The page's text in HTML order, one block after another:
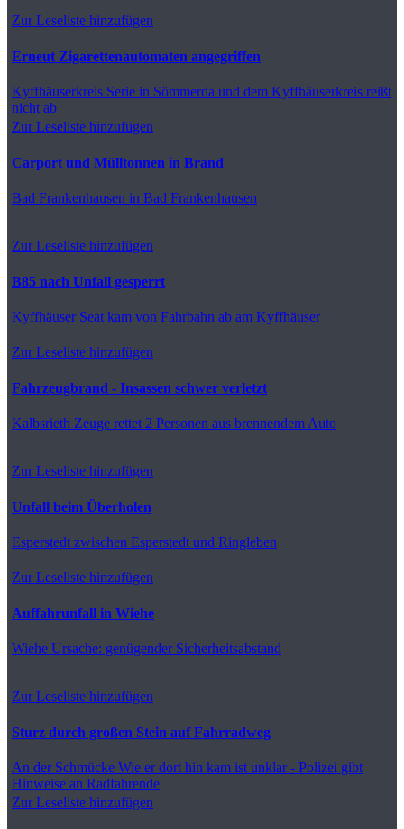
Zur Leseliste hinzufügen
Erneut Zigarettenautomaten angegriffen
Kyffhäuserkreis Serie in Sömmerda und dem Kyffhäuserkreis reißt
nicht ab
Zur Leseliste hinzufügen
Carport und Mülltonnen in Brand
Bad Frankenhausen in Bad Frankenhausen
Zur Leseliste hinzufügen
B85 nach Unfall gesperrt
KyffhäuserSeat kam von Fahrbahn ab am Kyffhäuser
Zur Leseliste hinzufügen
Fahrzeugbrand - Insassen schwer verletzt
Kalbsrieth Zeuge rettet 2 Personen aus brennendem Auto
Zur Leseliste hinzufügen
Unfall beim Überholen
Esperstedt zwischen Esperstedt und Ringleben
Zur Leseliste hinzufügen
Auffahrunfall in Wiehe
Wiehe Ursache: genügender Sicherheitsabstand
Zur Leseliste hinzufügen
Sturz durch großen Stein auf Fahrradweg
An der Schmücke Wie er dort hin kam ist unklar - Polizei gibt
Hinweise an Radfahrende
Zur Leseliste hinzufügen